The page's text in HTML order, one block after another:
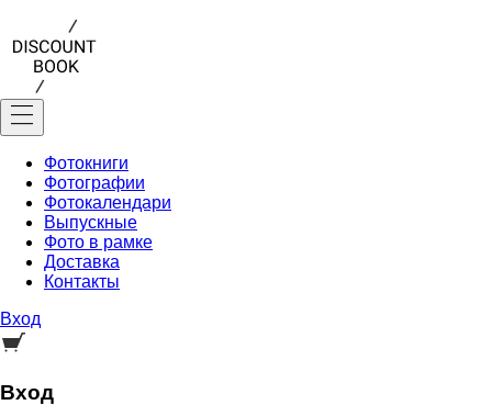
Фотокниги
Фотографии
Фотокалендари
Выпускные
Фото в рамке
Доставка
Контакты
Вход
Вход